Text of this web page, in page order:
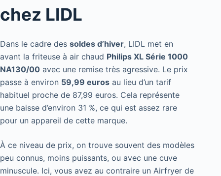
chez LIDL
Dans le cadre des soldes d’hiver, LIDL met en
avant la friteuse à air chaud Philips XL Série 1000
NA130/00 avec une remise très agressive. Le prix
passe à environ 59,99 euros au lieu d’un tarif
habituel proche de 87,99 euros. Cela représente
une baisse d’environ 31 %, ce qui est assez rare
pour un appareil de cette marque.
À ce niveau de prix, on trouve souvent des modèles
peu connus, moins puissants, ou avec une cuve
minuscule. Ici, vous avez au contraire un Airfryer de